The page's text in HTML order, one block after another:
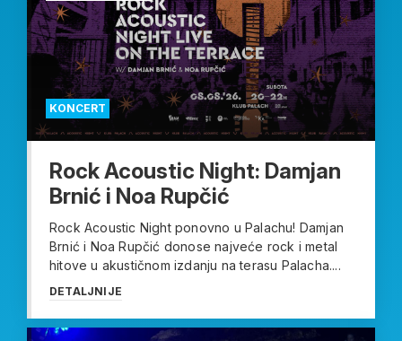
KONCERT
Rock Acoustic Night: Damjan
Brnić i Noa Rupčić
Rock Acoustic Night ponovno u Palachu! Damjan
Brnić i Noa Rupčić donose najveće rock i metal
hitove u akustičnom izdanju na terasu Palacha....
DETALJNIJE